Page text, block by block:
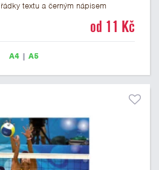
textu a černým nápisem
s motivem BEACH VOLEJBAL má
od 11 Kč
A4| A5